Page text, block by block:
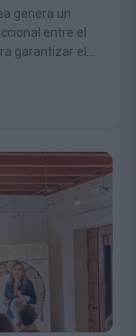
genera un
entre el
garantizar el